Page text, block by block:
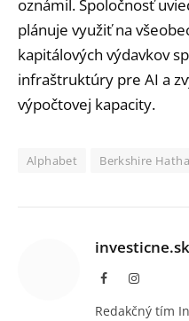
oznámil. Spoločnosť
plánuje využiť na
kapitálových výdavkov
infraštruktúry pre AI a
výpočtovej kapacity.
Alphabet Berkshire
investicne.sk
FacebookInstagram
Redakčný tím